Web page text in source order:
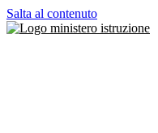
Salta al contenuto